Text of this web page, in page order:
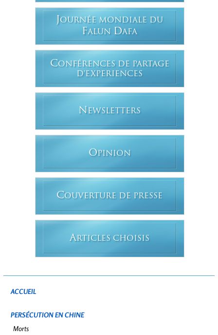
JOURNÉE MONDIALE DU
FALUN DAFA
CONFÉRENCES DE PARTAGE
D'EXPERIENCES
N EWSLETTERS
OPINION
COUVERTURE DE PRESSE
ARTICLES CHOISIS
ACCUEIL
PERSÉCUTION EN CHINE
Morts